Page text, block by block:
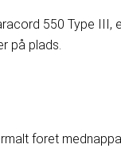
550 Type III,
på plads.
foret med